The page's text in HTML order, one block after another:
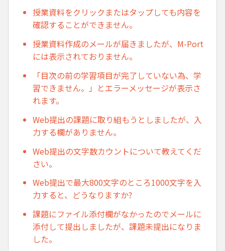
授業資料をクリックまたはタップしても内容を
確認することができません。
授業資料作成のメールが届きましたが、M-Port
には表示されておりません。
「目次の前の学習項目が完了していない為、学
習できません。」とエラーメッセージが表示さ
れます。
Web提出の課題に取り組もうとしましたが、入
力する欄がありません。
Web提出の文字数カウントについて教えてくだ
さい。
Web提出で最大800文字のところ1000文字を入
力すると、どうなりますか?
課題にファイル添付欄がなかったのでメールに
添付して提出しましたが、課題未提出になりま
した。